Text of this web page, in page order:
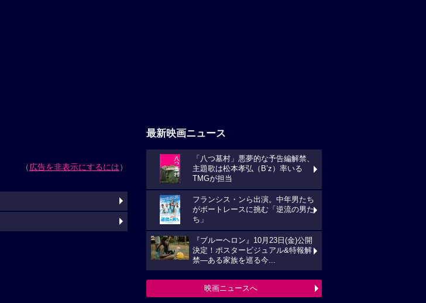
（広告を非表示にするには）
最新映画ニュース
「八つ墓村」悪夢的な予告編解禁、
主題歌は松本孝弘（B’z）率いる
TMGが担当
フランシス・ンら出演。中年男たち
がボートレースに挑む「逆流の男た
ち」
『ブルーヘロン』10月23日(金)公開
決定！ポスタービジュアル&特報解
禁―ある家族を巡る今...
映画ニュースへ